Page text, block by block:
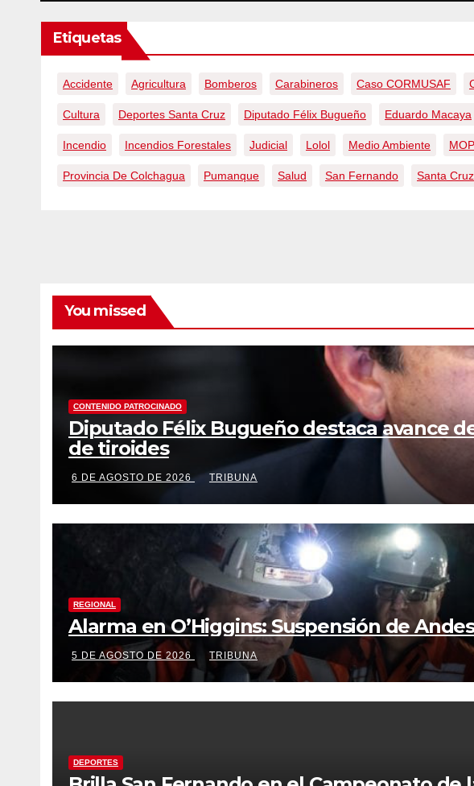
Etiquetas
Accidente Agricultura Bomberos Carabineros Caso CORMUSAF
Cultura Deportes Santa Cruz Diputado Félix Bugueño Eduardo Macaya
Incendio Incendios Forestales Judicial Lolol Medio Ambiente MOP
Provincia De Colchagua Pumanque Salud San Fernando Santa Cruz
You missed
CONTENIDO PATROCINADO
Diputado Félix Bugueño destaca avance
de tiroides
6 DE AGOSTO DE 2026 TRIBUNA
REGIONAL
Alarma en O’Higgins: Suspensión de
5 DE AGOSTO DE 2026 TRIBUNA
DEPORTES